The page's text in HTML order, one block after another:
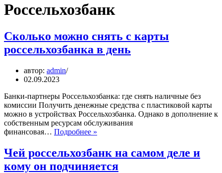
Россельхозбанк
Сколько можно снять с карты
россельхозбанка в день
автор: admin
02.09.2023
Банки-партнеры Россельхозбанка: где снять наличные без
комиссии Получить денежные средства с пластиковой карты
можно в устройствах Россельхозбанка. Однако в дополнение к
собственным ресурсам обслуживания
финансовая… Подробнее »
с
карты
Чей россельхозбанк на самом деле и
кому он подчиняется